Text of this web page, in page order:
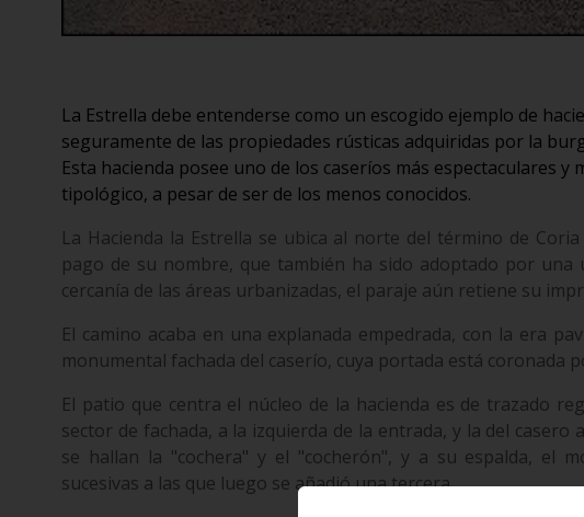
La Estrella debe entenderse como un escogido ejemplo de
seguramente de las propiedades rústicas adquiridas por la
Esta hacienda posee uno de los caseríos más espectaculares
tipológico, a pesar de ser de los menos conocidos.
La Hacienda la Estrella se ubica al norte del término de
pago de su nombre, que también ha sido adoptado por una
cercanía de las áreas urbanizadas, el paraje aún retiene su
El camino acaba en una explanada empedrada, con la era
monumental fachada del caserío, cuya portada está coronada
El patio que centra el núcleo de la hacienda es de trazado
sector de fachada, a la izquierda de la entrada, y la del casero
se hallan la "cochera" y el "cocherón", y a su espalda, el
sucesivas a las que luego se añadió una tercera.